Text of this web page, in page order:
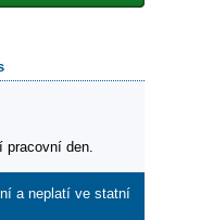
pracovní den.
a neplatí ve statní